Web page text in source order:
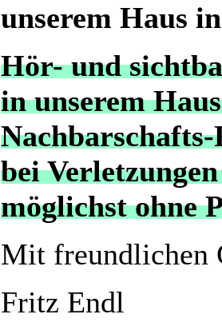
unserem Haus
Hör- und
in unserem
bei
möglichst ohne
Mit freundlichen
Fritz Endl